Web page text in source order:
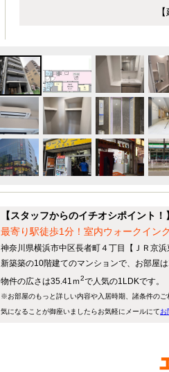
【スタッフからのイチオシポイント
最寄り駅徒歩1分！室内ウォークイン
神奈川県横浜市中区長者町４丁目【ＪＲ京
新築築の10階建てのマンションで、お部屋
物件の広さは35.41ｍ2で人気の1LDKです。
※お部屋のもっと詳しい内容や入居時期、諸条件のご
気になることが御座いましたらお気軽にメールにてお